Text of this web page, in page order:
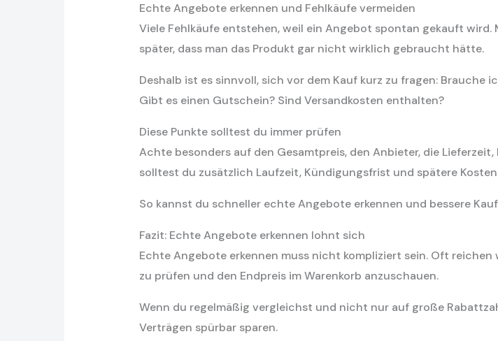
Echte Angebote erkennen und Fehlkäufe vermeiden
Viele Fehlkäufe entstehen, weil ein Angebot spontan gekauft
später, dass man das Produkt gar nicht wirklich gebraucht hätte.
Deshalb ist es sinnvoll, sich vor dem Kauf kurz zu fragen: Brauche
Gibt es einen Gutschein? Sind Versandkosten enthalten?
Diese Punkte solltest du immer prüfen
Achte besonders auf den Gesamtpreis, den Anbieter, die
solltest du zusätzlich Laufzeit, Kündigungsfrist und spätere
So kannst du schneller echte Angebote erkennen und bessere
Fazit: Echte Angebote erkennen lohnt sich
Echte Angebote erkennen muss nicht kompliziert sein. Oft
zu prüfen und den Endpreis im Warenkorb anzuschauen.
Wenn du regelmäßig vergleichst und nicht nur auf große
Verträgen spürbar sparen.